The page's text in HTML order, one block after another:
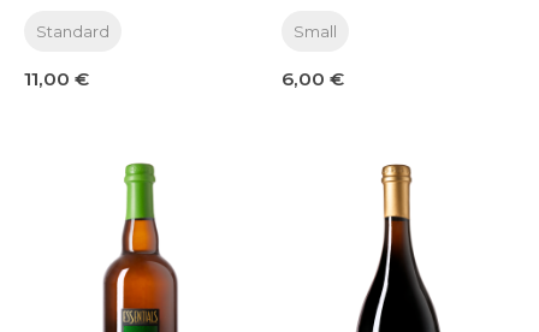
Standard
11,00 €
Small
6,00 €